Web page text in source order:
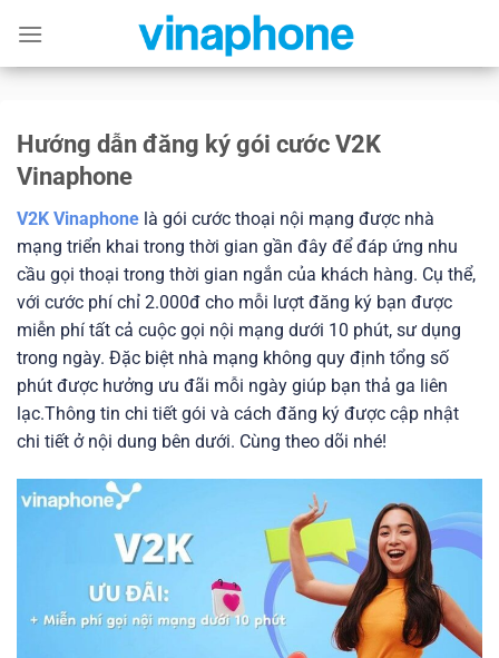
content
Hướng dẫn đăng ký gói cước V2K
Vinaphone
V2K Vinaphone là gói cước thoại nội mạng được nhà
mạng triển khai trong thời gian gần đây để đáp ứng nhu
cầu gọi thoại trong thời gian ngắn của khách hàng. Cụ thể,
với cước phí chỉ 2.000đ cho mỗi lượt đăng ký bạn được
miễn phí tất cả cuộc gọi nội mạng dưới 10 phút, sư dụng
trong ngày. Đặc biệt nhà mạng không quy định tổng số
phút được hưởng ưu đãi mỗi ngày giúp bạn thả ga liên
lạc.Thông tin chi tiết gói và cách đăng ký được cập nhật
chi tiết ở nội dung bên dưới. Cùng theo dõi nhé!